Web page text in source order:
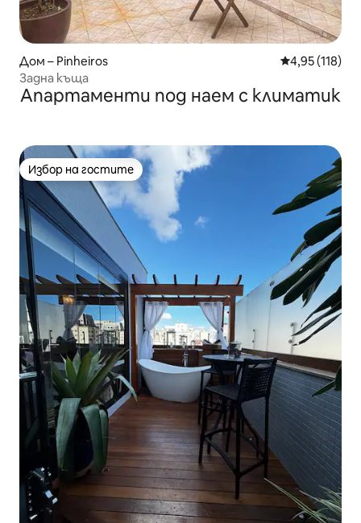
Дом – Pinheiros Средна
4,95 (118)
Задна къща
Апартаменти под наем с климатик
Избор на гостите
Избор на гостите